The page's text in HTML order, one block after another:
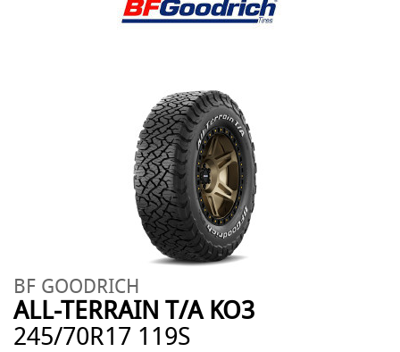
BF GOODRICH
ALL-TERRAIN T/A KO3
245/70R17 119S